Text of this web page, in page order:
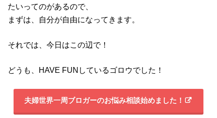
たいってのがあるので、
まずは、自分が自由になってきます。
それでは、今日はこの辺で！
どうも、HAVE FUNしているゴロウでした！
夫婦世界一周ブロガーのお悩み相談始めました！